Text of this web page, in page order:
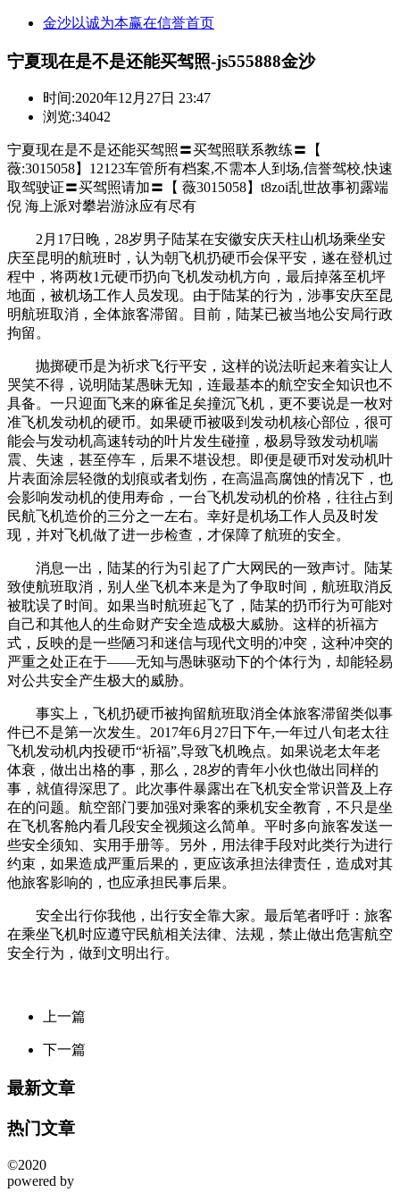
金沙以诚为本赢在信誉首页
宁夏现在是不是还能买驾照-js555888金沙
时间:2020年12月27日 23:47
浏览:34042
宁夏现在是不是还能买驾照〓买驾照联系教练〓【
薇:3015058】12123车管所有档案,不需本人到场,信誉驾校,快速
取驾驶证〓买驾照请加〓【 薇3015058】t8zoi乱世故事初露端
倪 海上派对攀岩游泳应有尽有
2月17日晚，28岁男子陆某在安徽安庆天柱山机场乘坐安
庆至昆明的航班时，认为朝飞机扔硬币会保平安，遂在登机过
程中，将两枚1元硬币扔向飞机发动机方向，最后掉落至机坪
地面，被机场工作人员发现。由于陆某的行为，涉事安庆至昆
明航班取消，全体旅客滞留。目前，陆某已被当地公安局行政
拘留。
抛掷硬币是为祈求飞行平安，这样的说法听起来着实让人
哭笑不得，说明陆某愚昧无知，连最基本的航空安全知识也不
具备。一只迎面飞来的麻雀足矣撞沉飞机，更不要说是一枚对
准飞机发动机的硬币。如果硬币被吸到发动机核心部位，很可
能会与发动机高速转动的叶片发生碰撞，极易导致发动机喘
震、失速，甚至停车，后果不堪设想。即便是硬币对发动机叶
片表面涂层轻微的划痕或者划伤，在高温高腐蚀的情况下，也
会影响发动机的使用寿命，一台飞机发动机的价格，往往占到
民航飞机造价的三分之一左右。幸好是机场工作人员及时发
现，并对飞机做了进一步检查，才保障了航班的安全。
消息一出，陆某的行为引起了广大网民的一致声讨。陆某
致使航班取消，别人坐飞机本来是为了争取时间，航班取消反
被耽误了时间。如果当时航班起飞了，陆某的扔币行为可能对
自己和其他人的生命财产安全造成极大威胁。这样的祈福方
式，反映的是一些陋习和迷信与现代文明的冲突，这种冲突的
严重之处正在于——无知与愚昧驱动下的个体行为，却能轻易
对公共安全产生极大的威胁。
事实上，飞机扔硬币被拘留航班取消全体旅客滞留类似事
件已不是第一次发生。2017年6月27日下午,一年过八旬老太往
飞机发动机内投硬币“祈福”,导致飞机晚点。如果说老太年老
体衰，做出出格的事，那么，28岁的青年小伙也做出同样的
事，就值得深思了。此次事件暴露出在飞机安全常识普及上存
在的问题。航空部门要加强对乘客的乘机安全教育，不只是坐
在飞机客舱内看几段安全视频这么简单。平时多向旅客发送一
些安全须知、实用手册等。另外，用法律手段对此类行为进行
约束，如果造成严重后果的，更应该承担法律责任，造成对其
他旅客影响的，也应承担民事后果。
安全出行你我他，出行安全靠大家。最后笔者呼吁：旅客
在乘坐飞机时应遵守民航相关法律、法规，禁止做出危害航空
安全行为，做到文明出行。
上一篇
下一篇
最新文章
热门文章
©2020
powered by